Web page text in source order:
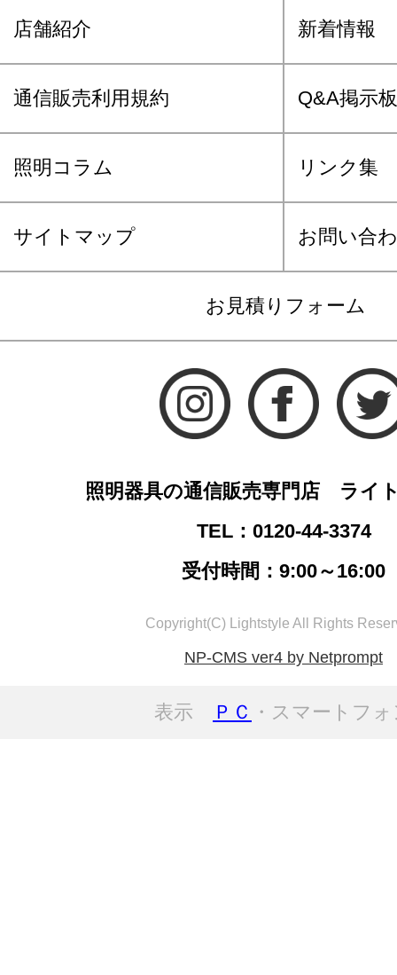
店舗紹介 新着情報
通信販売利用規約 Q&A掲示板
照明コラム リンク集
サイトマップ お問い合
お見積りフォーム
照明器具の通信販売専門店 ライ
TEL：0120-44-3374
受付時間：9:00～16:00
Copyright(C) Lightstyle All Rights
NP-CMS ver4 by Netprompt
表示 ＰＣ ・スマートフ